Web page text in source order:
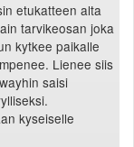
etukatteen alta
tarvikeosan joka
kytkee paikalle
Lienee siis
saisi
kyseiselle